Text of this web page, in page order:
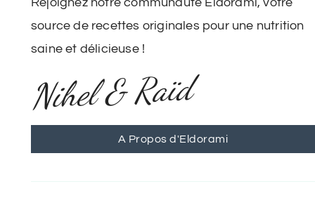
source de recettes originales pour une nutrition
saine et délicieuse !
Nihel & Raïd
A Propos d'Eldorami